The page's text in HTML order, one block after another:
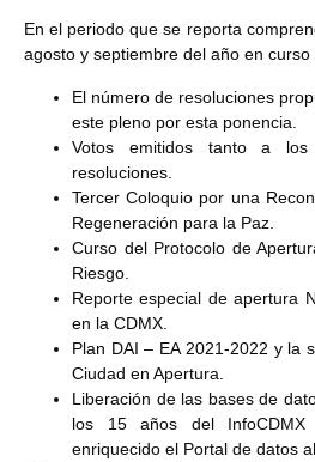
En el periodo que se reporta
agosto y septiembre del año en
El número de resoluciones
este pleno por esta ponencia.
Votos emitidos tanto a
resoluciones.
Tercer Coloquio por una
Regeneración para la Paz.
Curso del Protocolo de
Riesgo.
Reporte especial de apertura
en la CDMX.
Plan DAI – EA 2021-2022 y la
Ciudad en Apertura.
Liberación de las bases de
los 15 años del
enriquecido el Portal de datos